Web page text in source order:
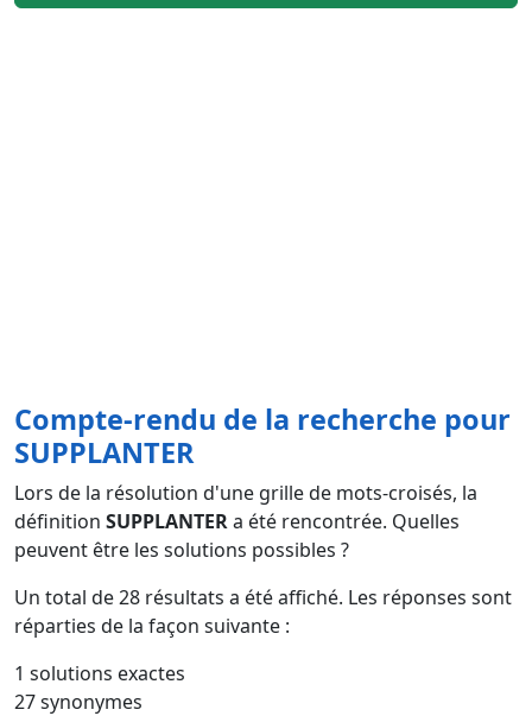
Compte-rendu de la recherche pour
SUPPLANTER
Lors de la résolution d'une grille de mots-croisés, la
définition SUPPLANTERa été rencontrée. Quelles
peuvent être les solutions possibles ?
Un total de28 résultats a été affiché. Les réponses sont
réparties de la façon suivante :
1 solutions exactes
27 synonymes